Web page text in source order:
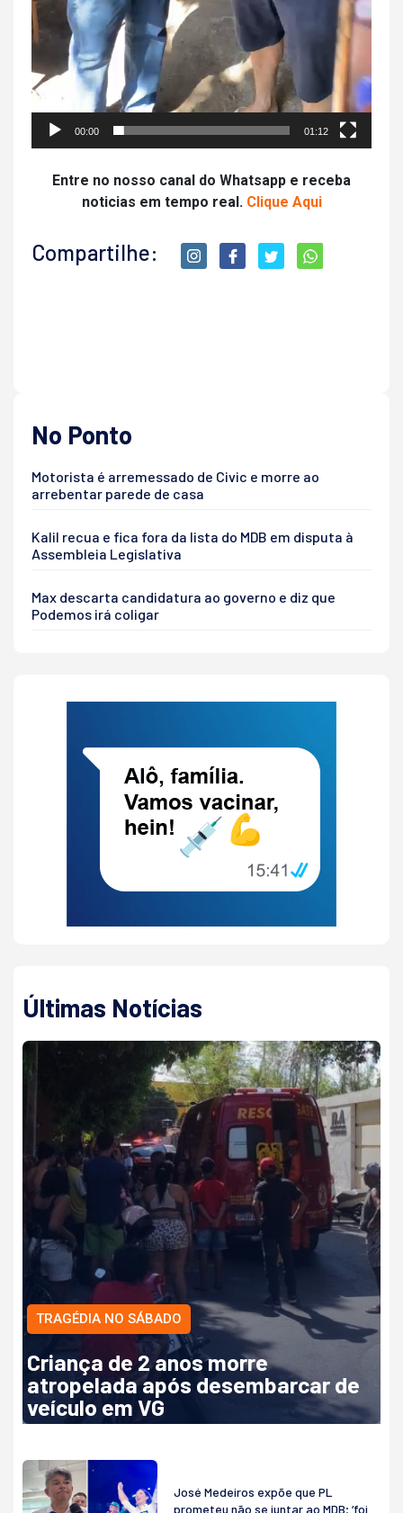
00:00 01:12
Entre no nosso canal do Whatsapp e receba
noticias em tempo real. Clique Aqui
Compartilhe:
No Ponto
Motorista é arremessado de Civic e morre ao
arrebentar parede de casa
Kalil recua e fica fora da lista do MDB em disputa à
Assembleia Legislativa
Max descarta candidatura ao governo e diz que
Podemos irá coligar
Últimas Notícias
TRAGÉDIA NO SÁBADO
Criança de 2 anos morre
atropelada após desembarcar de
veículo em VG
José Medeiros expõe que PL
prometeu não se juntar ao MDB; ‘foi